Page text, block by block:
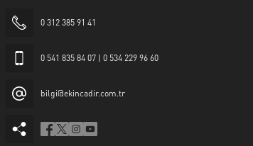
0 312 385 91 41
0 541 835 84 07 | 0 534 229 96 60
bilgi@ekincadir.com.tr